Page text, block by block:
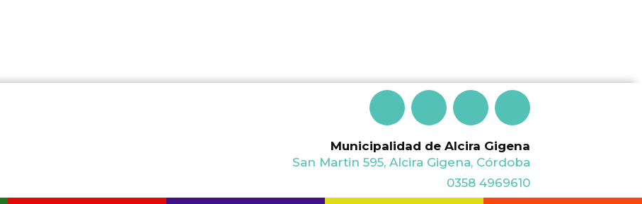
F
a
c
T
w
i
I
n
s
Y
o
u
Municipalidad de Alcira Gigena
San Martin 595, Alcira Gigena, Córdoba
0358 4969610